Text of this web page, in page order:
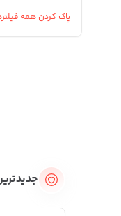
پاک کردن همه